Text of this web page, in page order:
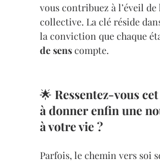
vous contribuez à l’éveil
collective. La clé réside
la conviction que chaque
de sens compte.
🌟 Ressentez-vous
à donner enfin une
à votre vie ?
Parfois, le chemin vers soi